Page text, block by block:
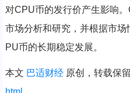
对CPU币的发行价产生影响
市场分析和研究，并根据市
PU币的长期稳定发展。
本文 巴适财经原创，转载保